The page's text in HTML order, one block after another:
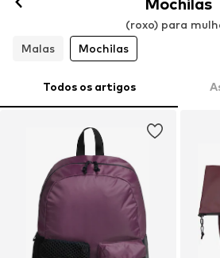
Mochilas
(roxo) para
Malas
Mochilas
Todos os artigos